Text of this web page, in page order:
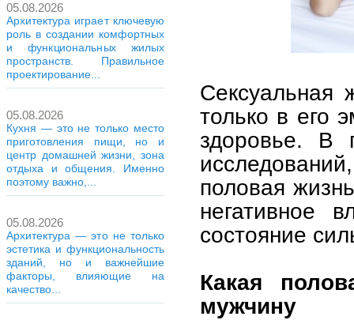
05.08.2026
Архитектура играет ключевую
роль в создании комфортных
и функциональных жилых
пространств. Правильное
проектирование...
05.08.2026
Кухня — это не только место
приготовления пищи, но и
центр домашней жизни, зона
отдыха и общения. Именно
поэтому важно,...
05.08.2026
Архитектура — это не только
эстетика и функциональность
зданий, но и важнейшие
факторы, влияющие на
качество...
Сексуальная
только в его
здоровье. В
половая
негативное
состояние
Какая
мужчину